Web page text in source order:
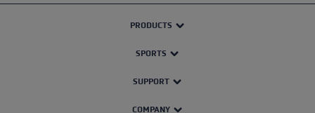
PRODUCTS
SPORTS
SUPPORT
COMPANY